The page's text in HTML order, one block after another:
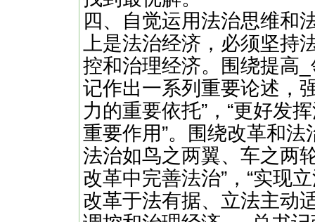
四、自觉运用法治思维和
上是法治经济，必须坚持
控和治理经济。围绕提高
记作出一系列重要论述，
力的重要依托”，“更好发
重要作用”。围绕改革和
法治如鸟之两翼、车之两
改革中完善法治”，“实现
改革于法有据、立法主动